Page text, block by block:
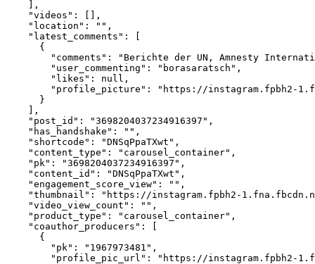
    ],
    "videos": [],
    "location": "",
    "latest_comments": [
      {
"comments": "Berichte der UN, Amnesty
        "user_commenting": "borasaratsch",
        "likes": null,
"profile_picture": "https://instagram.fpbh2-
      }
    ],
    "post_id": "3698204037234916397",
    "has_handshake": "",
    "shortcode": "DNSqPpaTXwt",
    "content_type": "carousel_container",
    "pk": "3698204037234916397",
    "content_id": "DNSqPpaTXwt",
    "engagement_score_view": "",
"thumbnail": "https://instagram.fpbh2-
    "video_view_count": "",
    "product_type": "carousel_container",
    "coauthor_producers": [
      {
        "pk": "1967973481",
"profile_pic_url": "https://instagram.fpbh2-